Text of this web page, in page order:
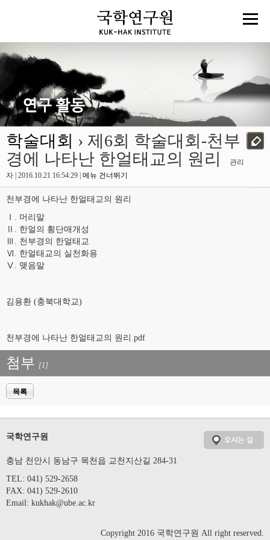
학술대회 › 제6회 학술대회-천부
경에 나타난 한얼태교의 원리
관리
자 | 2016.10.21 16:54:29 | 메뉴 건너뛰기
천부경에 나타난 한얼태교의 원리
Ⅰ. 머리말
Ⅱ. 한얼의 횡단매개성
Ⅲ. 천부경의 한얼태교
Ⅵ. 한얼태교의 실천화용
Ⅴ. 맺음말
김용환 (충북대학교)
천부경에 나타난 한얼태교의 원리.pdf
첨부 [1]
목록
국학연구원
충남 천안시 동남구 목천읍 교천지산길 284-31
TEL: 041) 529-2658
FAX: 041) 529-2610
Email: kukhak@ube.ac.kr
Copyright 2016 국학연구원 All right reserved.